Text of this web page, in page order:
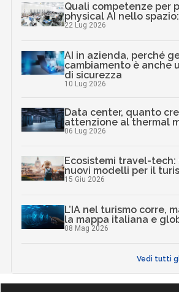
Quali competenze per
physical AI nello
22 Lug 2026
AI in azienda, perché
cambiamento è anche
di sicurezza
10 Lug 2026
Data center, quanto
attenzione al thermal
06 Lug 2026
Ecosistemi travel-tech:
nuovi modelli per il
15 Giu 2026
L’IA nel turismo corre,
la mappa italiana e
08 Mag 2026
Vedi tutti